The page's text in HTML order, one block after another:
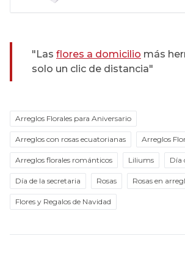
"Las flores a domicilio más
solo un clic de distancia"
Arreglos Florales para Aniversario
Arreglos con rosas ecuatorianas Arreglos
Arreglos florales románticos Liliums Día
Día de la secretaria Rosas Rosas en
Flores y Regalos de Navidad